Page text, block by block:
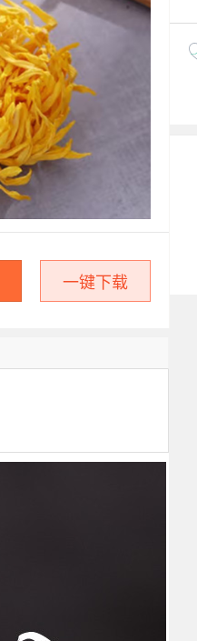
一键下载